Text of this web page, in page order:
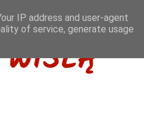
IP address and user-agent
of service, generate usage